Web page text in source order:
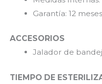
Garantía: 12 meses
ACCESORIOS
Jalador de
TIEMPO DE